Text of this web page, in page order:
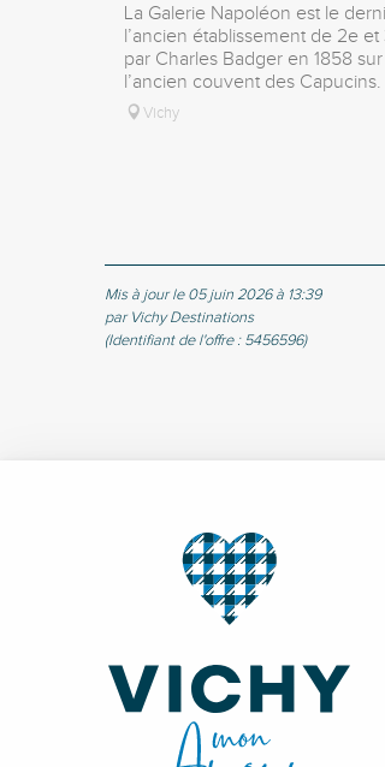
La Galerie Napoléon est le
l’ancien établissement de 2e
par Charles Badger en 1858
l’ancien couvent des Capucins.
Vichy
Mis à jour le 05 juin 2026 à 13:39
par Vichy Destinations
(Identifiant de l'offre : 5456596)